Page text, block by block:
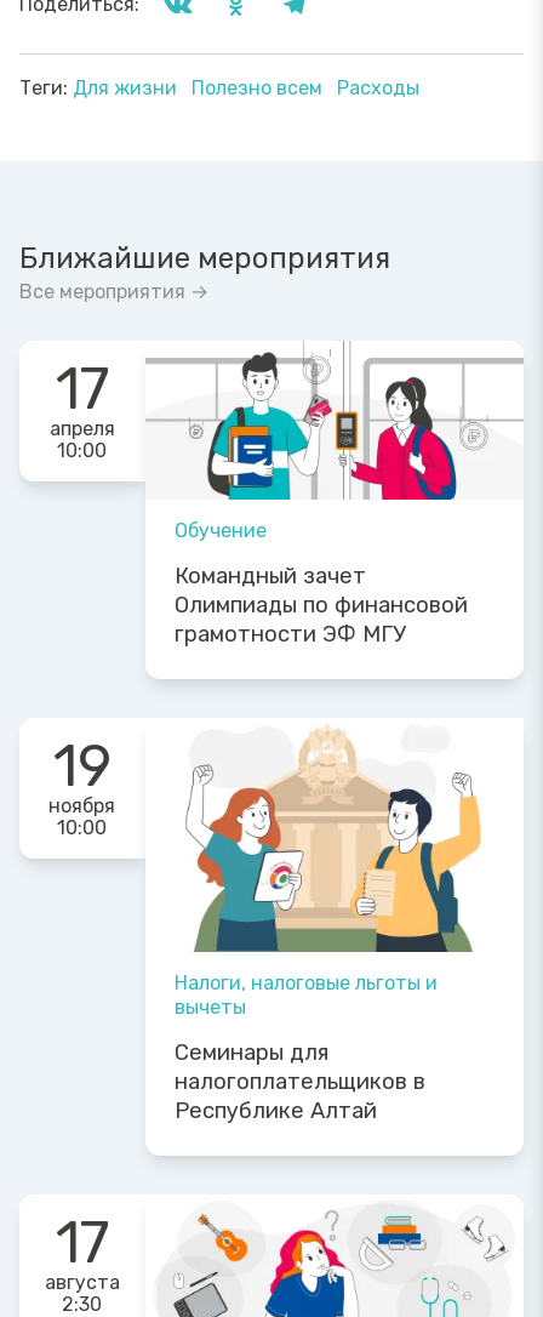
Теги: Для жизни Полезно всем Расходы
Ближайшие мероприятия
Все мероприятия →
17
апреля
10:00
Обучение
Командный зачет
Олимпиады по финансовой
грамотности ЭФ МГУ
19
ноября
10:00
Налоги, налоговые льготы и
вычеты
Семинары для
налогоплательщиков в
Республике Алтай
17
августа
2:30